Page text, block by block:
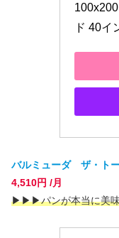
ド 40イ
バルミューダ ザ・ト
4,510円 /月
▶▶▶パンが本当に美